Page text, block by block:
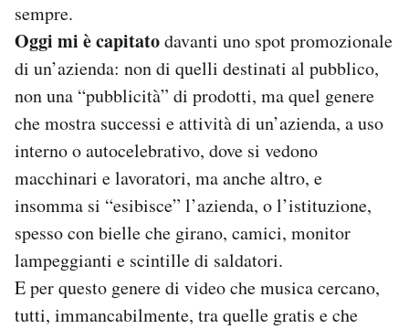
sempre.
Oggi mi è capitatodavanti uno spot promozionale
di un’azienda: non di quelli destinati al pubblico,
non una “pubblicità” di prodotti, ma quel genere
che mostra successi e attività di un’azienda, a uso
interno o autocelebrativo, dove si vedono
macchinari e lavoratori, ma anche altro, e
insomma si “esibisce” l’azienda, o l’istituzione,
spesso con bielle che girano, camici, monitor
lampeggianti e scintille di saldatori.
E per questo genere di video che musica cercano,
tutti, immancabilmente, tra quelle gratis e che